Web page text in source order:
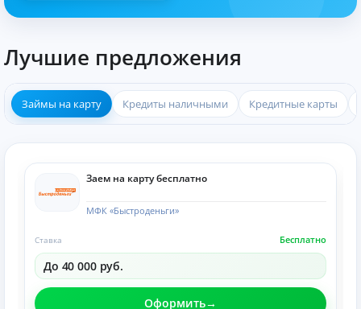
Лучшие предложения
Займы на карту Кредиты наличными Кредитные карты
Заем на карту бесплатно
МФК «Быстроденьги»
Бесплатно
Ставка
До 40 000 руб.
Оформить